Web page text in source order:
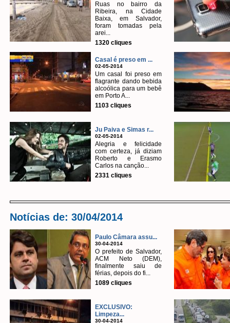
Ruas no bairro da
Ribeira, na Cidade
Baixa, em Salvador,
foram tomadas pela
arei...
1320 cliques
Casal é preso em ...
02-05-2014
Um casal foi preso em
flagrante dando bebida
alcoólica para um bebê
em Porto A...
1103 cliques
Ju Paiva e Simas r...
02-05-2014
Alegria e felicidade
com certeza, já diziam
Roberto e Erasmo
Carlos na canção...
2331 cliques
Notícias de: 30/04/2014
Paulo Câmara assu...
30-04-2014
O prefeito de Salvador,
ACM Neto (DEM),
finalmente saiu de
férias, depois do fi...
1089 cliques
EXCLUSIVO:
Limpeza...
30-04-2014